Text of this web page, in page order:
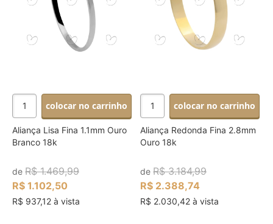
colocar no carrinho
Aliança Lisa Fina 1.1mm Ouro
Branco 18k
de R$ 1.469,99
R$ 1.102,50
R$ 937,12 à vista
colocar no carrinho
Aliança Redonda Fina 2.8mm
Ouro 18k
deR$ 3.184,99
R$ 2.388,74
R$ 2.030,42 à vista